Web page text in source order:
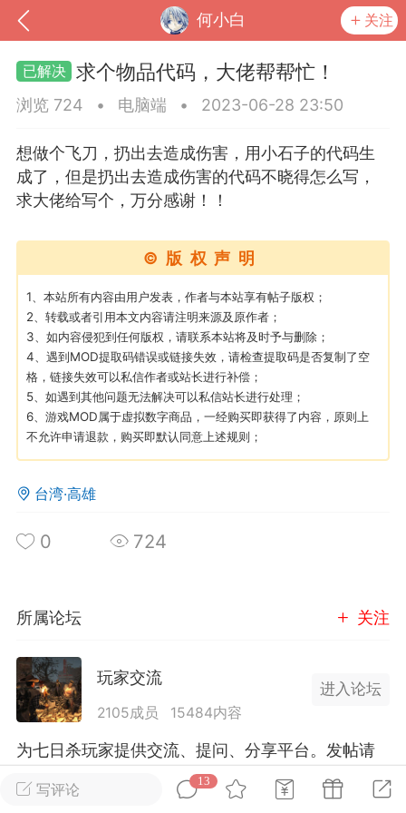
何小白 关注
我的钱包 道具 排行榜
MOD下载 攻略教程 联机招募
大人
Lv.8
单机辅助引流私下售卖服务器外挂！
环境，中文网特此发布以下声明，规范
汉
71 2.2w
大人
Lv.8
写评论
13
求个物品代码，大佬帮帮忙！
浏览 724 • 电脑端 • 2023-06-28 23:50
想做个飞刀，扔出去造成伤害，用小石子的代码生
成了，但是扔出去造成伤害的代码不晓得怎么写，
求大佬给写个，万分感谢！！
©版权声明
1、本站所有内容由用户发表，作者与本站享有帖子版权；
2、转载或者引用本文内容请注明来源及原作者；
3、如内容侵犯到任何版权，请联系本站将及时予与删除；
4、遇到MOD提取码错误或链接失效，请检查提取码是否复制了空
格，链接失效可以私信作者或站长进行补偿；
5、如遇到其他问题无法解决可以私信站长进行处理；
6、游戏MOD属于虚拟数字商品，一经购买即获得了内容，原则上
不允许申请退款，购买即默认同意上述规则；
台湾·高雄
0 724
所属论坛 关注
玩家交流
2105成员 15484内容
进入论坛
为七日杀玩家提供交流、提问、分享平台。发帖请
遵守中国法律规则，拒绝违法信息！